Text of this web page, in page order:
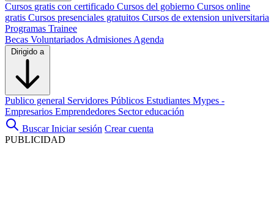
Cursos gratis con certificado Cursos del gobierno Cursos online
gratis Cursos presenciales gratuitos Cursos de extension universitaria
Programas Trainee
Becas Voluntariados Admisiones Agenda
Dirigido a
Publico general Servidores Públicos Estudiantes Mypes -
Empresarios Emprendedores Sector educación
Buscar Iniciar sesión Crear cuenta
PUBLICIDAD